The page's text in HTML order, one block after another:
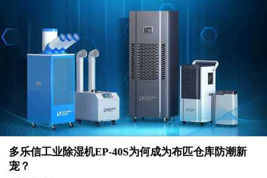
多乐信工业除湿机EP-40S为何成为布匹仓库防潮新
宠？